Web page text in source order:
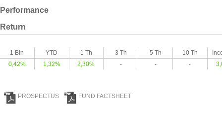
Performance
Return
1 Bln YTD 1 Th 3 Th 5 Th 10 Th
0,42%
1,32% 2,30% - - -
PROSPECTUS FUND FACTSHEET